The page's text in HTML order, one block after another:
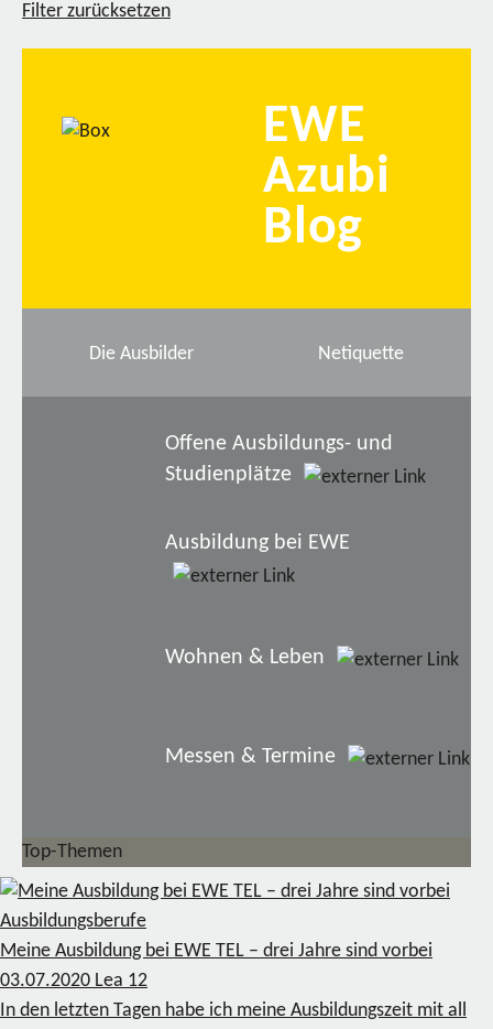
Filter zurücksetzen
EWE
Azubi
Blog
Die Ausbilder Netiquette
Offene Ausbildungs- und
Studienplätze
Ausbildung bei EWE
Wohnen & Leben
Messen & Termine
Top-Themen
Ausbildungsberufe
Meine Ausbildung bei EWE TEL – drei Jahre sind vorbei
03.07.2020 Lea 12
In den letzten Tagen habe ich meine Ausbildungszeit mit all